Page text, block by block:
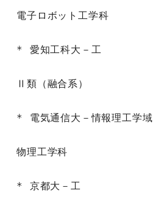
電子ロボット工学科
* 愛知工科大－工
Ⅱ類（融合系）
* 電気通信大－情報理工学域
物理工学科
* 京都大－工